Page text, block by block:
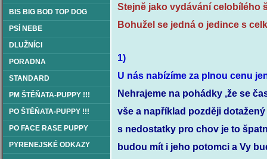
BIS BIG BOD TOP DOG
PSÍ NEBE
DLUŽNÍCI
PORADNA
STANDARD
PM ŠTĚŇATA-PUPPY !!!
PO ŠTĚŇATA-PUPPY !!!
PO FACE RASE PUPPY
PYRENEJSKÉ ODKAZY
Stejně jako vydávání celobílého
Bohužel se jedná o jedince s
1)
U nás nabízíme za plnou cenu
Nehrajeme na pohádky ,že se
vše a například později
s nedostatky pro chov je to
budou mít i jeho potomci a Vy